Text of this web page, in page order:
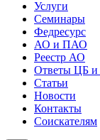
Услуги
Семинары
Федресурс
АО и ПАО
Реестр АО
Ответы ЦБ
Статьи
Новости
Контакты
Соискателям